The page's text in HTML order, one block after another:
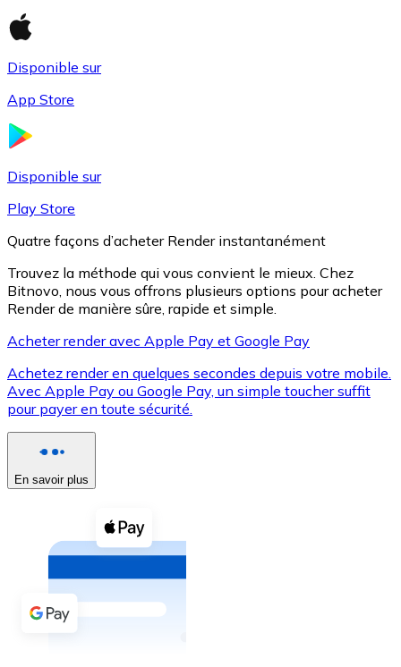
XRP
XRP
Voir toutes
Coupons crypto
Achetez des cryptomonnaies en espèces et d'autres
Acheter avec espèces
Virement SEPA
Disponible sur
App Store
Disponible sur
Play Store
Quatre façons d’acheter Render instantanément
Trouvez la méthode qui vous convient le mieux. Chez
Bitnovo, nous vous offrons plusieurs options pour acheter
Render de manière sûre, rapide et simple.
Acheter render avec Apple Pay et Google Pay
Achetez render en quelques secondes depuis votre mobile.
Avec Apple Pay ou Google Pay, un simple toucher suffit
pour payer en toute sécurité.
En savoir plus